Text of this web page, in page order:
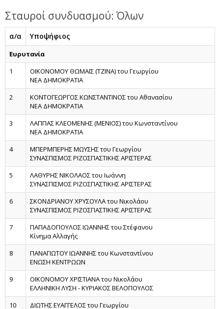
Σταυροί συνδυασμού: Όλων
α/α Υποψήφιος
Ευρυτανία
1
ΟΙΚΟΝΟΜΟΥ ΘΩΜΑΪΣ (ΤΖΙΝΑ) του Γεωργίου
ΝΕΑ ΔΗΜΟΚΡΑΤΙΑ
2
ΚΟΝΤΟΓΕΩΡΓΟΣ ΚΩΝΣΤΑΝΤΙΝΟΣ του Αθανασίου
ΝΕΑ ΔΗΜΟΚΡΑΤΙΑ
3
ΛΑΠΠΑΣ ΚΛΕΟΜΕΝΗΣ (ΜΕΝΙΟΣ) του Κωνσταντίνου
ΝΕΑ ΔΗΜΟΚΡΑΤΙΑ
4
ΜΠΕΡΜΠΕΡΗΣ ΜΩΥΣΗΣ του Γεωργίου
ΣΥΝΑΣΠΙΣΜΟΣ ΡΙΖΟΣΠΑΣΤΙΚΗΣ ΑΡΙΣΤΕΡΑΣ
5
ΛΑΘΥΡΗΣ ΝΙΚΟΛΑΟΣ του Ιωάννη
ΣΥΝΑΣΠΙΣΜΟΣ ΡΙΖΟΣΠΑΣΤΙΚΗΣ ΑΡΙΣΤΕΡΑΣ
6
ΣΚΟΝΔΡΙΑΝΟΥ ΧΡΥΣΟΥΛΑ του Νικολάου
ΣΥΝΑΣΠΙΣΜΟΣ ΡΙΖΟΣΠΑΣΤΙΚΗΣ ΑΡΙΣΤΕΡΑΣ
7
ΠΑΠΑΔΟΠΟΥΛΟΣ ΙΩΑΝΝΗΣ του Στέφανου
Κίνημα Αλλαγής
8
ΠΑΝΑΓΙΩΤΟΥ ΙΩΑΝΝΗΣ του Κωνσταντίνου
ΕΝΩΣΗ ΚΕΝΤΡΩΩΝ
9
ΟΙΚΟΝΟΜΟΥ ΧΡΙΣΤΙΑΝΑ του Νικολάου
ΕΛΛΗΝΙΚΗ ΛΥΣΗ - ΚΥΡΙΑΚΟΣ ΒΕΛΟΠΟΥΛΟΣ
10
ΔΙΩΤΗΣ ΕΥΑΓΓΕΛΟΣ του Γεωργίου